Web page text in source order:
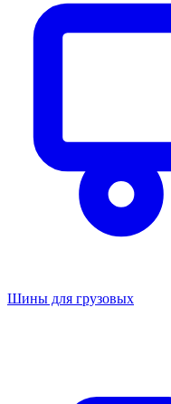
Шины для грузовых